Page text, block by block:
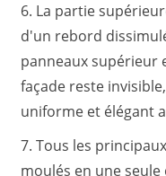
6. La partie
d'un rebord
panneaux supérieur
façade reste
uniforme et élégant
7. Tous les
moulés en une